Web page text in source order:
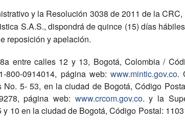
y la Resolución 3038 de 2011 de la
S.A.S., dispondrá de quince (15) días
reposición y apelación.
entre calles 12 y 13, Bogotá, Colombia /
800-0914014, página web:www.mintic.gov.co.
5- 53, en la ciudad de Bogotá, Código
página web: www.crcom.gov.co. y la
10 en la ciudad de Bogotá, Código Postal: